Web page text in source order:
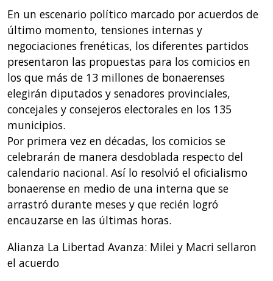
En un escenario político marcado por acuerdos de
último momento, tensiones internas y
negociaciones frenéticas, los diferentes partidos
presentaron las propuestas para los comicios en
los que más de 13 millones de bonaerenses
elegirán diputados y senadores provinciales,
concejales y consejeros electorales en los 135
municipios.
Por primera vez en décadas, los comicios se
celebrarán de manera desdoblada respecto del
calendario nacional. Así lo resolvió el oficialismo
bonaerense en medio de una interna que se
arrastró durante meses y que recién logró
encauzarse en las últimas horas.
Alianza La Libertad Avanza: Milei y Macri sellaron
el acuerdo